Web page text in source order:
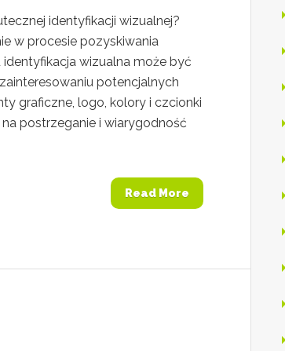
identyfikacji wizualnej?
w procesie pozyskiwania
wizualna może być
potencjalnych
graficzne, logo, kolory i czcionki
postrzeganie i wiarygodność
Read More